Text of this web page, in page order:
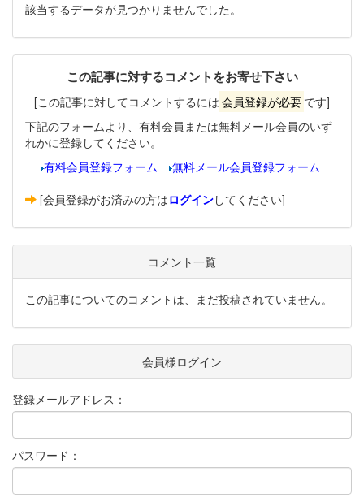
該当するデータが見つかりませんでした。
この記事に対するコメントをお寄せ下さい
[この記事に対してコメントするには 会員登録が必要 です]
下記のフォームより、有料会員または無料メール会員のいず
れかに登録してください。
有料会員登録フォーム
無料メール会員登録フォーム
[会員登録がお済みの方はログインしてください]
コメント一覧
この記事についてのコメントは、まだ投稿されていません。
会員様ログイン
登録メールアドレス：
パスワード：